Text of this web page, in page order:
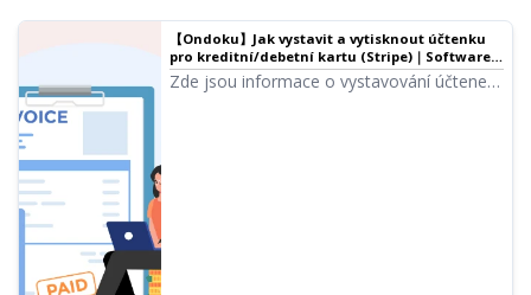
【Ondoku】Jak vystavit a vytisknout účtenku
pro kreditní/debetní kartu (Stripe)｜Software
pro převod textu na řeč Ondoku
Zde jsou informace o vystavování účtenek